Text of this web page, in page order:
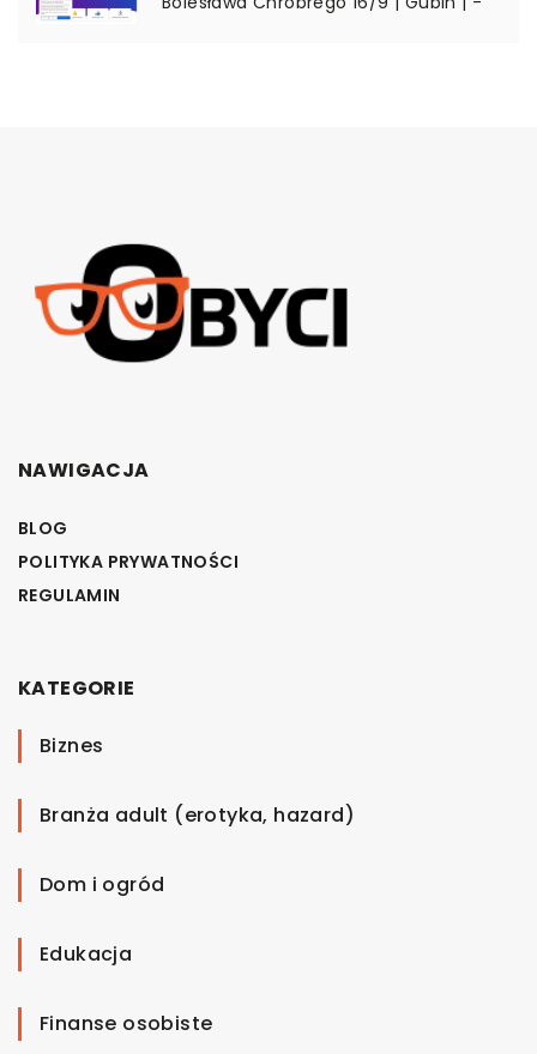
NAWIGACJA
BLOG
POLITYKA PRYWATNOŚCI
REGULAMIN
KATEGORIE
Biznes
Branża adult (erotyka, hazard)
Dom i ogród
Edukacja
Finanse osobiste